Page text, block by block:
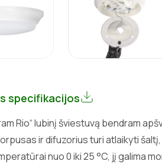
specifikacijos
Rio“ lubinį šviestuvą bendram
ir difuzorius turi atlaikyti šaltį,
nuo 0 iki 25 °C, jį galima